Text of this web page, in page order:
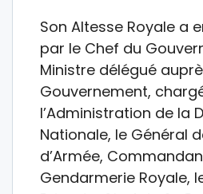
Son Altesse Royale a
par le Chef du
Ministre délégué
Gouvernement,
l’Administration de la
Nationale, le Général
d’Armée,
Gendarmerie Royale,